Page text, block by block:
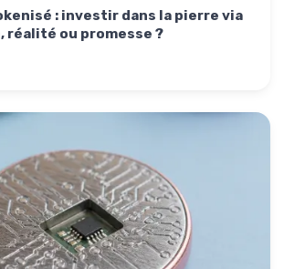
: investir dans la pierre via
réalité ou promesse ?